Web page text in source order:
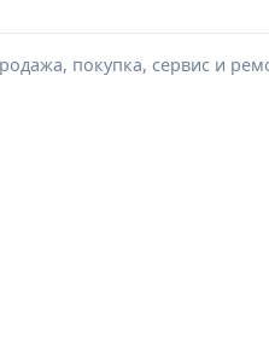
покупка, сервис и